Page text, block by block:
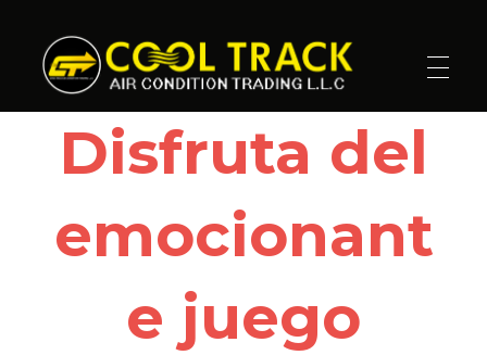
Cool Track Air Condition Trading LLC
Perfect Track of Comfort & Cool
Disfruta del
emocionant
e juego